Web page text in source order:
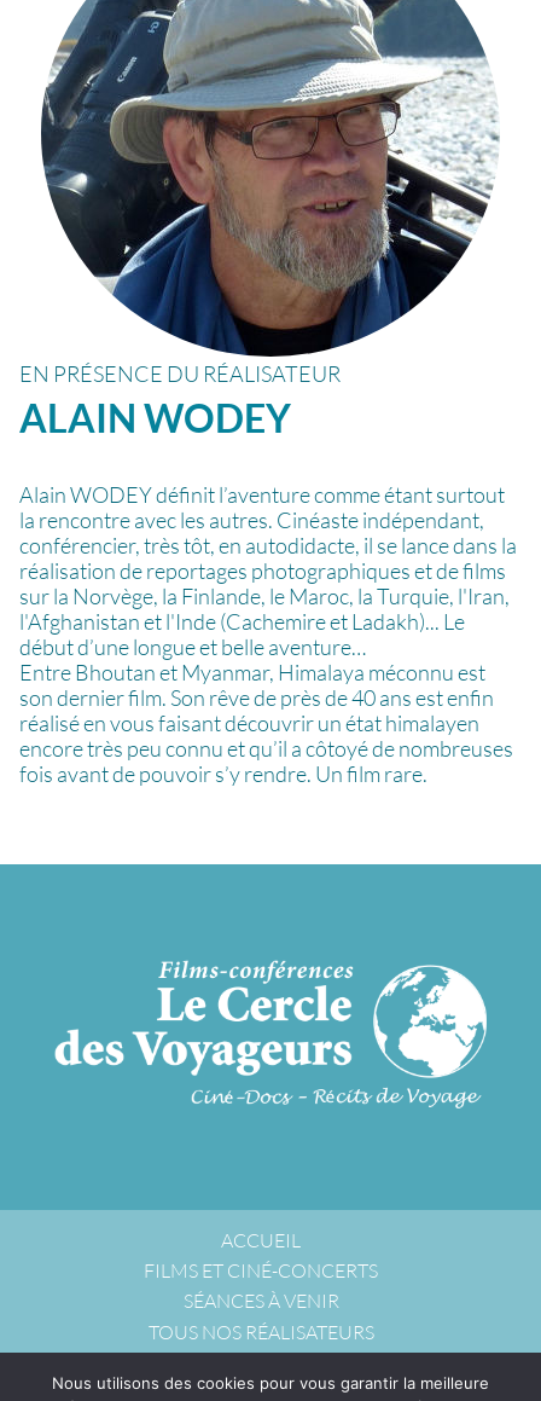
EN PRÉSENCE DU RÉALISATEUR
ALAIN WODEY
Alain WODEY définit l’aventure comme étant surtout
la rencontre avec les autres. Cinéaste indépendant,
conférencier, très tôt, en autodidacte, il se lance dans la
réalisation de reportages photographiques et de films
sur la Norvège, la Finlande, le Maroc, la Turquie, l'Iran,
l'Afghanistan et l'Inde (Cachemire et Ladakh)... Le
début d’une longue et belle aventure…
Entre Bhoutan et Myanmar, Himalaya méconnu est
son dernier film. Son rêve de près de 40 ans est enfin
réalisé en vous faisant découvrir un état himalayen
encore très peu connu et qu’il a côtoyé de nombreuses
fois avant de pouvoir s’y rendre. Un film rare.
ACCUEIL
FILMS ET CINÉ-CONCERTS
SÉANCES À VENIR
TOUS NOS RÉALISATEURS
NOUS CONTACTER
Nous utilisons des cookies pour vous garantir la meilleure